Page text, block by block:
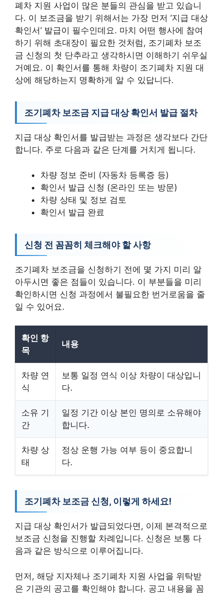
폐차 지원 사업이 많은 분들의 관심을 받고 있습니
다. 이 보조금을 받기 위해서는 가장 먼저 ‘지급 대상
확인서’ 발급이 필수인데요. 마치 어떤 행사에 참여
하기 위해 초대장이 필요한 것처럼, 조기폐차 보조
금 신청의 첫 단추라고 생각하시면 이해하기 쉬우실
거예요. 이 확인서를 통해 차량이 조기폐차 지원 대
상에 해당하는지 명확하게 알 수 있답니다.
조기폐차 보조금 지급 대상 확인서 발급 절차
지급 대상 확인서를 발급받는 과정은 생각보다 간단
합니다. 주로 다음과 같은 단계를 거치게 됩니다.
차량 정보 준비 (자동차 등록증 등)
확인서 발급 신청 (온라인 또는 방문)
차량 상태 및 정보 검토
확인서 발급 완료
신청 전 꼼꼼히 체크해야 할 사항
조기폐차 보조금을 신청하기 전에 몇 가지 미리 알
아두시면 좋은 점들이 있습니다. 이 부분들을 미리
확인하시면 신청 과정에서 불필요한 번거로움을 줄
일 수 있어요.
확인 항
목
내용
차량 연
식
보통 일정 연식 이상 차량이 대상입니
다.
소유 기
간
일정 기간 이상 본인 명의로 소유해야
합니다.
차량 상
태
정상 운행 가능 여부 등이 중요합니
다.
조기폐차 보조금 신청, 이렇게 하세요!
지급 대상 확인서가 발급되었다면, 이제 본격적으로
보조금 신청을 진행할 차례입니다. 신청은 보통 다
음과 같은 방식으로 이루어집니다.
먼저, 해당 지자체나 조기폐차 지원 사업을 위탁받
은 기관의 공고를 확인해야 합니다. 공고 내용을 꼼